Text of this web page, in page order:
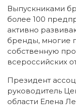
Выпускниками
более 100
активно
бренды, многие
собственную
всероссийских
Президент
руководитель
области Елена